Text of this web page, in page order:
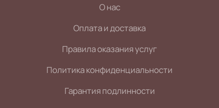
О нас
Оплата и доставка
Правила оказания услуг
Политика конфиденциальности
Гарантия подлинности